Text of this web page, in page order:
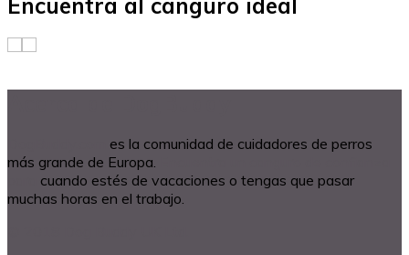
es la comunidad de cuidadores de perros
más grande de Europa.
cuando estés de vacaciones o tengas que pasar
muchas horas en el trabajo.